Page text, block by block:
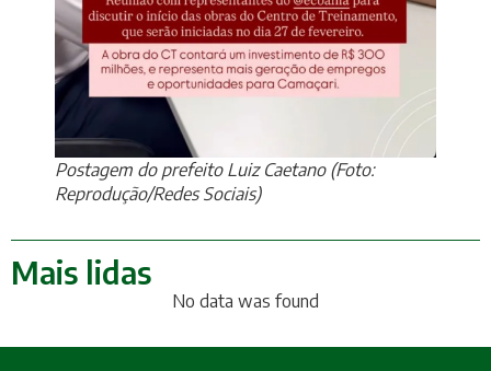
Postagem do prefeito Luiz Caetano (Foto:
Reprodução/Redes Sociais)
Mais lidas
No data was found